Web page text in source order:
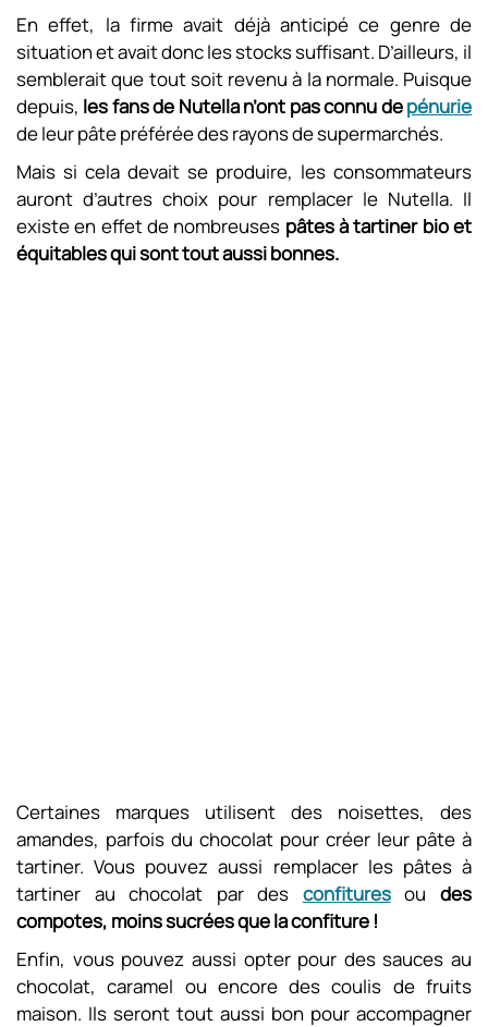
En effet, la firme avait déjà anticipé ce genre de
situation et avait donc les stocks suffisant. D’ailleurs, il
semblerait que tout soit revenu à la normale. Puisque
depuis, les fans de Nutella n’ont pas connu depénurie
de leur pâte préférée des rayons de supermarchés.
Mais si cela devait se produire, les consommateurs
auront d’autres choix pour remplacer le Nutella. Il
existe en effet de nombreuses pâtes à tartiner bio et
équitables qui sont tout aussi bonnes.
Certaines marques utilisent des noisettes, des
amandes, parfois du chocolat pour créer leur pâte à
tartiner. Vous pouvez aussi remplacer les pâtes à
tartiner au chocolat par des confituresoudes
compotes, moins sucrées que la confiture !
Enfin, vous pouvez aussi opter pour des sauces au
chocolat, caramel ou encore des coulis de fruits
maison. Ils seront tout aussi bon pour accompagner